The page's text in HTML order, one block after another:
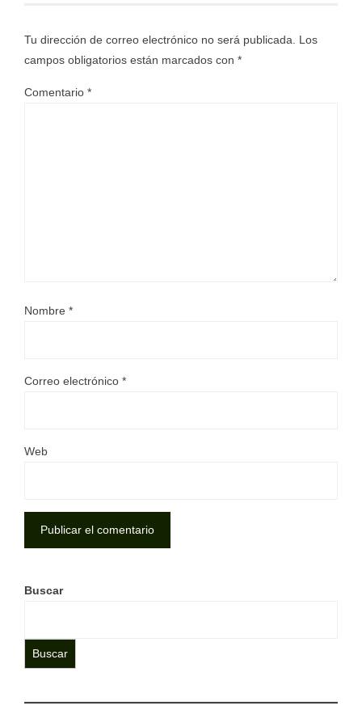
Tu dirección de correo electrónico no será publicada.
Los
campos obligatorios están marcados con *
Comentario *
Nombre *
Correo electrónico *
Web
Buscar
Buscar